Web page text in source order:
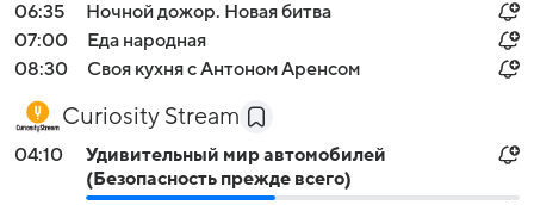
06:35
Ночной дожор. Новая битва
07:00
Еда народная
08:30
Своя кухня с Антоном Аренсом
Curiosity Stream
04:10
Удивительный мир автомобилей
(Безопасность прежде всего)